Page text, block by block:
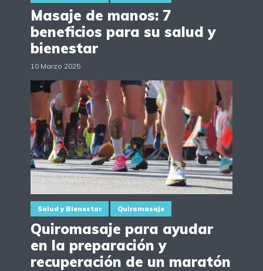
Masaje de manos: 7
beneficios para su salud y
bienestar
10 Marzo 2025
Salud y Bienestar Quiromasaje
Quiromasaje para ayudar
en la preparación y
recuperación de un maratón